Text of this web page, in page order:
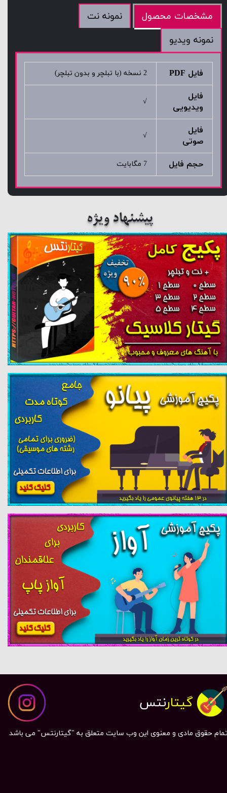
مشخصات محصول
نمونه نت
نمونه ویدیو
فایل PDF 2 نسخه (با تبلچر و بدون تبلچر)
فایل
ویدیویی
√
فایل
صوتی
√
حجم فایل 7 مگابایت
پیشنهاد ویژه
حقوق مادی و معنوی این وب سایت متعلق به "گیتارنتس" می باشد
گیتارنتس